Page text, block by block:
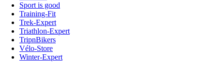
Sport is good
Training-Fit
Trek-Expert
Triathlon-Expert
TripnBikers
Vélo-Store
Winter-Expert